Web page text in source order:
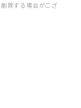
除する場合がござ